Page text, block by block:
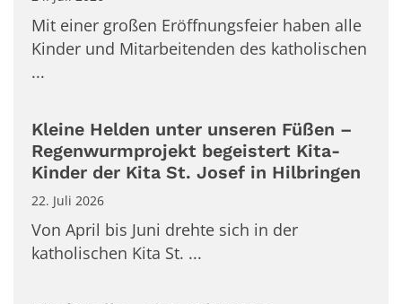
Mit einer großen Eröffnungsfeier haben alle
Kinder und Mitarbeitenden des katholischen
...
Kleine Helden unter unseren Füßen –
Regenwurmprojekt begeistert Kita-
Kinder der Kita St. Josef in Hilbringen
22. Juli 2026
Von April bis Juni drehte sich in der
katholischen Kita St. ...